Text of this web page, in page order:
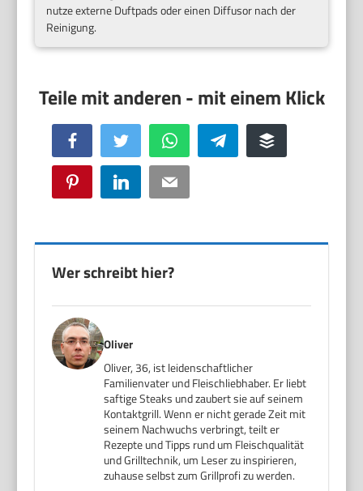
nutze externe Duftpads oder einen Diffusor nach der
Reinigung.
Facebook Twitter WhatsApp Telegram Buffer
Pinterest LinkedIn Email
Wer schreibt hier?
Oliver
Oliver, 36, ist leidenschaftlicher
Familienvater und Fleischliebhaber. Er liebt
saftige Steaks und zaubert sie auf seinem
Kontaktgrill. Wenn er nicht gerade Zeit mit
seinem Nachwuchs verbringt, teilt er
Rezepte und Tipps rund um Fleischqualität
und Grilltechnik, um Leser zu inspirieren,
zuhause selbst zum Grillprofi zu werden.